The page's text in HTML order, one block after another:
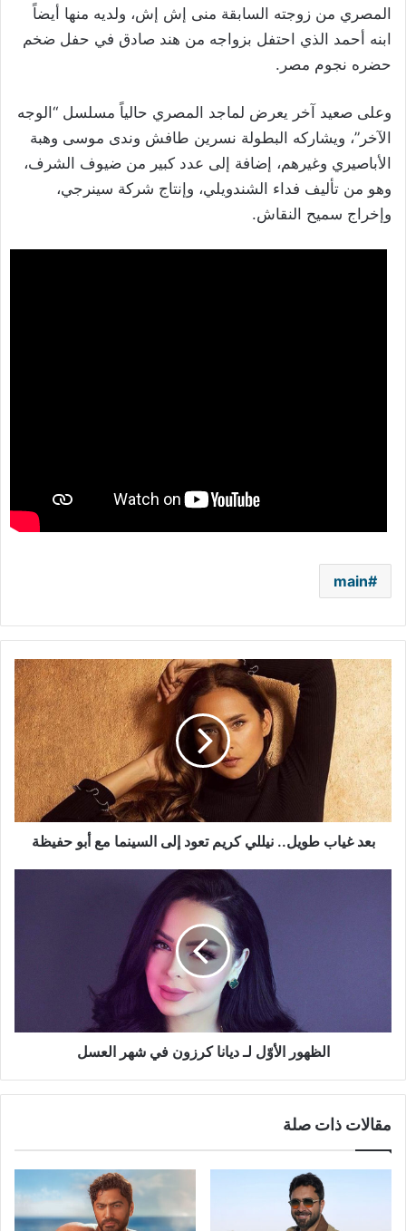
المصري من زوجته السابقة منى إش إش، ولديه منها أيضاً
ابنه أحمد الذي احتفل بزواجه من هند صادق في حفل ضخم
حضره نجوم مصر.
وعلى صعيد آخر يعرض لماجد المصري حالياً مسلسل “الوجه
الآخر”، ويشاركه البطولة نسرين طافش وندى موسى وهبة
الأباصيري وغيرهم، إضافة إلى عدد كبير من ضيوف الشرف،
وهو من تأليف فداء الشندويلي، وإنتاج شركة سينرجي،
وإخراج سميح النقاش.
main
بعد
غياب
طويل..
نيللي
كريم
تعود
إلى
السينما
مع
بعد غياب طويل.. نيللي كريم تعود إلى السينما مع أبو حفيظة
الظهور الأوّل لـ ديانا كرزون في شهر العسل
مقالات ذات صلة